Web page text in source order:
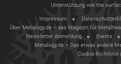
Unterstützung von the
Impressum
Über Metalogy.de – das Magazin für
Newsletter Anmeldung
Events
Metalogy.de – Das etwas andere
Cookie-Richtlinie